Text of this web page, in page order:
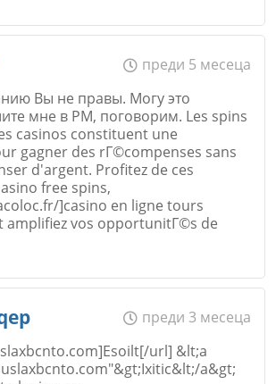
преди 5 месеца
Вы не правы. Могу это
мне в PM, поговорим. Les spins
casinos constituent une
gagner des rГ©compenses sans
d'argent. Profitez de ces
free spins,
]casino en ligne tours
vos opportunitГ©s de
преди 3 месеца
url] &lt;a
a&gt;